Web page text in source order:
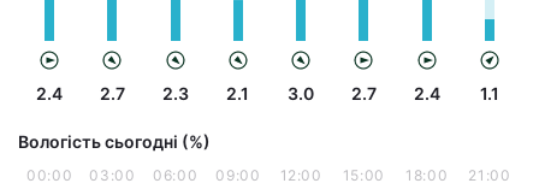
2.4 2.7 2.3 2.1 3.0 2.7 2.4 1.1
Вологість сьогодні (%)
00:00 03:00 06:00 09:00 12:00 15:00 18:00 21:00